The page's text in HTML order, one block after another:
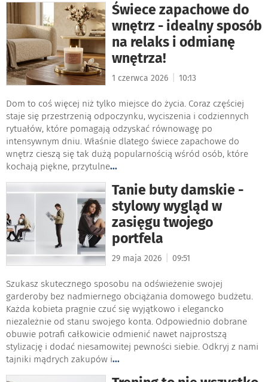
Świece zapachowe do
wnętrz - idealny sposób
na relaks i odmianę
wnętrza!
1 czerwca 2026 10:13
Dom to coś więcej niż tylko miejsce do życia. Coraz częściej
staje się przestrzenią odpoczynku, wyciszenia i codziennych
rytuałów, które pomagają odzyskać równowagę po
intensywnym dniu. Właśnie dlatego świece zapachowe do
wnętrz cieszą się tak dużą popularnością wśród osób, które
kochają piękne, przytulne...
Tanie buty damskie -
stylowy wygląd w
zasięgu twojego
portfela
29 maja 2026 09:51
Szukasz skutecznego sposobu na odświeżenie swojej
garderoby bez nadmiernego obciążania domowego budżetu.
Każda kobieta pragnie czuć się wyjątkowo i elegancko
niezależnie od stanu swojego konta. Odpowiednio dobrane
obuwie potrafi całkowicie odmienić nawet najprostszą
stylizację i dodać niesamowitej pewności siebie. Odkryj z nami
tajniki mądrych zakupów i...